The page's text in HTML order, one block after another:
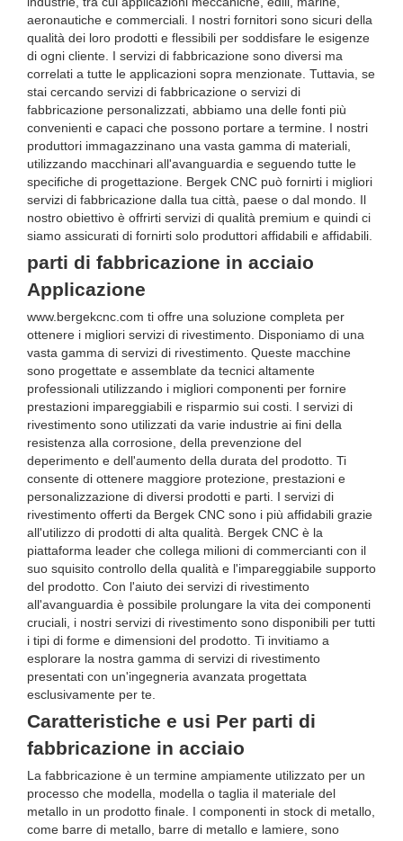
aeronautiche e commerciali. I nostri fornitori sono sicuri della
qualità dei loro prodotti e flessibili per soddisfare le esigenze
di ogni cliente. I servizi di fabbricazione sono diversi ma
correlati a tutte le applicazioni sopra menzionate. Tuttavia, se
stai cercando servizi di fabbricazione o servizi di
fabbricazione personalizzati, abbiamo una delle fonti più
convenienti e capaci che possono portare a termine. I nostri
produttori immagazzinano una vasta gamma di materiali,
utilizzando macchinari all'avanguardia e seguendo tutte le
specifiche di progettazione. Bergek CNC può fornirti i migliori
servizi di fabbricazione dalla tua città, paese o dal mondo. Il
nostro obiettivo è offrirti servizi di qualità premium e quindi ci
siamo assicurati di fornirti solo produttori affidabili e affidabili.
parti di fabbricazione in acciaio
Applicazione
www.bergekcnc.com ti offre una soluzione completa per
ottenere i migliori servizi di rivestimento. Disponiamo di una
vasta gamma di servizi di rivestimento. Queste macchine
sono progettate e assemblate da tecnici altamente
professionali utilizzando i migliori componenti per fornire
prestazioni impareggiabili e risparmio sui costi. I servizi di
rivestimento sono utilizzati da varie industrie ai fini della
resistenza alla corrosione, della prevenzione del
deperimento e dell'aumento della durata del prodotto. Ti
consente di ottenere maggiore protezione, prestazioni e
personalizzazione di diversi prodotti e parti. I servizi di
rivestimento offerti da Bergek CNC sono i più affidabili grazie
all'utilizzo di prodotti di alta qualità. Bergek CNC è la
piattaforma leader che collega milioni di commercianti con il
suo squisito controllo della qualità e l'impareggiabile supporto
del prodotto. Con l'aiuto dei servizi di rivestimento
all'avanguardia è possibile prolungare la vita dei componenti
cruciali, i nostri servizi di rivestimento sono disponibili per tutti
i tipi di forme e dimensioni del prodotto. Ti invitiamo a
esplorare la nostra gamma di servizi di rivestimento
presentati con un'ingegneria avanzata progettata
esclusivamente per te.
Caratteristiche e usi Per parti di
fabbricazione in acciaio
La fabbricazione è un termine ampiamente utilizzato per un
processo che modella, modella o taglia il materiale del
metallo in un prodotto finale. I componenti in stock di metallo,
come barre di metallo, barre di metallo e lamiere, sono